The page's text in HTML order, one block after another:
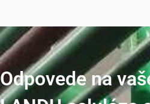
Odpovede na